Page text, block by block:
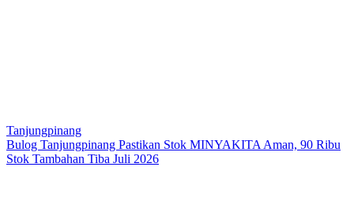
Tanjungpinang
Bulog Tanjungpinang Pastikan Stok MINYAKITA Aman, 90 Ribu
Stok Tambahan Tiba Juli 2026